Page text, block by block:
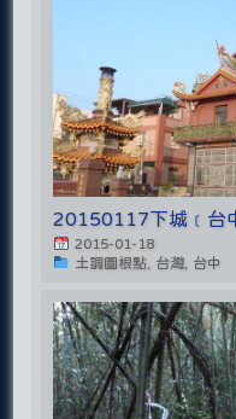
20150117下城﹝台
2015-01-18
土調圖根點, 台灣, 台中